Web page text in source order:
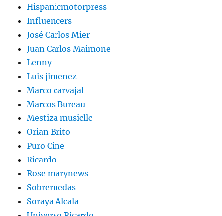
Hispanicmotorpress
Influencers
José Carlos Mier
Juan Carlos Maimone
Lenny
Luis jimenez
Marco carvajal
Marcos Bureau
Mestiza musicllc
Orian Brito
Puro Cine
Ricardo
Rose marynews
Sobreruedas
Soraya Alcala